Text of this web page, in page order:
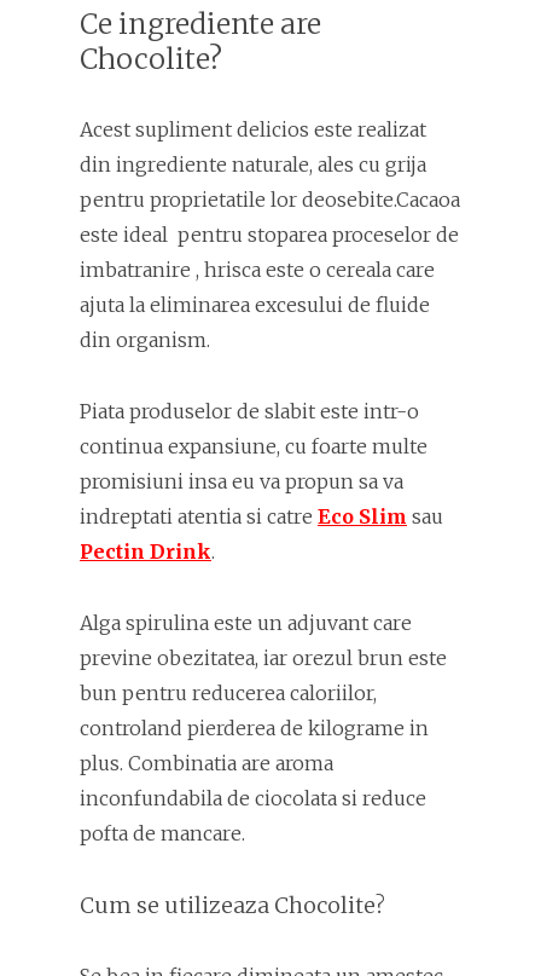
Ce ingrediente are
Chocolite?
Acest supliment delicios este realizat
din ingrediente naturale, ales cu grija
pentru proprietatile lor deosebite.Cacaoa
este ideal pentru stoparea proceselor de
imbatranire , hrisca este o cereala care
ajuta la eliminarea excesului de fluide
din organism.
Piata produselor de slabit este intr-o
continua expansiune, cu foarte multe
promisiuni insa eu va propun sa va
indreptati atentia si catre Eco Slim sau
Pectin Drink.
Alga spirulina este un adjuvant care
previne obezitatea, iar orezul brun este
bun pentru reducerea caloriilor,
controland pierderea de kilograme in
plus. Combinatia are aroma
inconfundabila de ciocolata si reduce
pofta de mancare.
Cum se utilizeaza Chocolite?